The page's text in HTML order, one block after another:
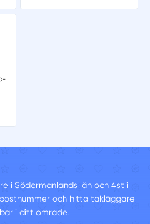
i Södermanlands län och 4st i
och hitta takläggare
i ditt område.